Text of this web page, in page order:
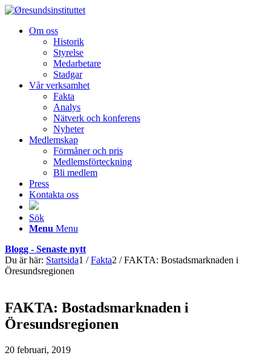
Om oss
Historik
Styrelse
Medarbetare
Stadgar
Vår verksamhet
Fakta
Analys
Nätverk och konferens
Nyheter
Medlemskap
Förmåner och pris
Medlemsförteckning
Bli medlem
Press
Kontakta oss
Sök
Menu Menu
Blogg - Senaste nytt
Du är här: Startsida1 / Fakta2 / FAKTA: Bostadsmarknaden i
Öresundsregionen
FAKTA: Bostadsmarknaden i
Öresundsregionen
20 februari, 2019